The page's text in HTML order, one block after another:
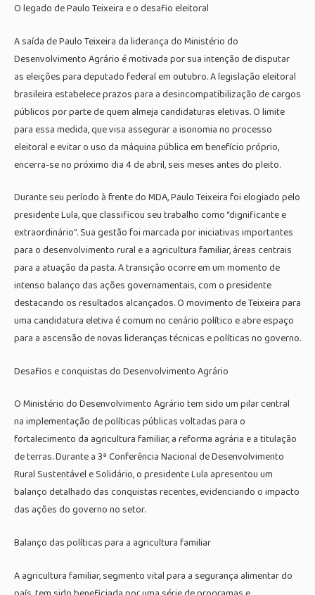
O legado de Paulo Teixeira e o desafio eleitoral
A saída de Paulo Teixeira da liderança do Ministério do
Desenvolvimento Agrário é motivada por sua intenção de disputar
as eleições para deputado federal em outubro. A legislação eleitoral
brasileira estabelece prazos para a desincompatibilização de cargos
públicos por parte de quem almeja candidaturas eletivas. O limite
para essa medida, que visa assegurar a isonomia no processo
eleitoral e evitar o uso da máquina pública em benefício próprio,
encerra-se no próximo dia 4 de abril, seis meses antes do pleito.
Durante seu período à frente do MDA, Paulo Teixeira foi elogiado pelo
presidente Lula, que classificou seu trabalho como “dignificante e
extraordinário”. Sua gestão foi marcada por iniciativas importantes
para o desenvolvimento rural e a agricultura familiar, áreas centrais
para a atuação da pasta. A transição ocorre em um momento de
intenso balanço das ações governamentais, com o presidente
destacando os resultados alcançados. O movimento de Teixeira para
uma candidatura eletiva é comum no cenário político e abre espaço
para a ascensão de novas lideranças técnicas e políticas no governo.
Desafios e conquistas do Desenvolvimento Agrário
O Ministério do Desenvolvimento Agrário tem sido um pilar central
na implementação de políticas públicas voltadas para o
fortalecimento da agricultura familiar, a reforma agrária e a titulação
de terras. Durante a 3ª Conferência Nacional de Desenvolvimento
Rural Sustentável e Solidário, o presidente Lula apresentou um
balanço detalhado das conquistas recentes, evidenciando o impacto
das ações do governo no setor.
Balanço das políticas para a agricultura familiar
A agricultura familiar, segmento vital para a segurança alimentar do